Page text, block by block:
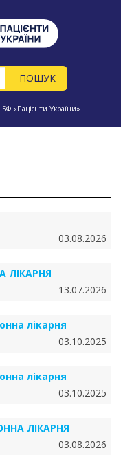
БФ «Пацієнти України»
03.08.2026
ЛІКАРНЯ
13.07.2026
лікарня
03.10.2025
лікарня
03.10.2025
ЛІКАРНЯ
03.08.2026